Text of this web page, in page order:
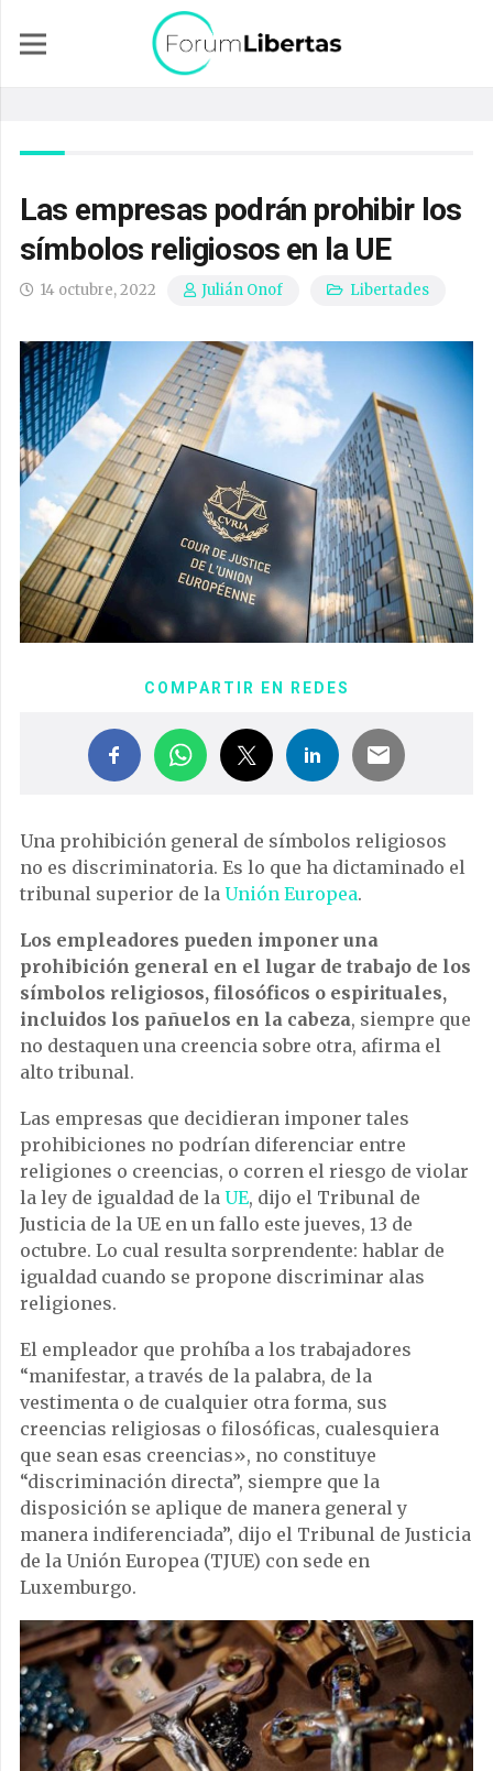
Las empresas podrán prohibir los
símbolos religiosos en la UE
14 octubre, 2022 Julián Onof Libertades
COMPARTIR EN REDES
Una prohibición general de símbolos religiosos
no es discriminatoria. Es lo que ha dictaminado el
tribunal superior de la Unión Europea.
Los empleadores pueden imponer una
prohibición general en el lugar de trabajo de los
símbolos religiosos, filosóficos o espirituales,
incluidos los pañuelos en la cabeza, siempre que
no destaquen una creencia sobre otra, afirma el
alto tribunal.
Las empresas que decidieran imponer tales
prohibiciones no podrían diferenciar entre
religiones o creencias, o corren el riesgo de violar
la ley de igualdad de la UE, dijo el Tribunal de
Justicia de la UE en un fallo este jueves, 13 de
octubre. Lo cual resulta sorprendente: hablar de
igualdad cuando se propone discriminar alas
religiones.
El empleador que prohíba a los trabajadores
“manifestar, a través de la palabra, de la
vestimenta o de cualquier otra forma, sus
creencias religiosas o filosóficas, cualesquiera
que sean esas creencias», no constituye
“discriminación directa”, siempre que la
disposición se aplique de manera general y
manera indiferenciada”, dijo el Tribunal de Justicia
de la Unión Europea (TJUE) con sede en
Luxemburgo.